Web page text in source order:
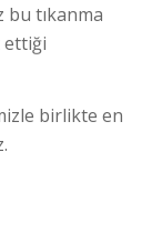
bu tıkanma
ettiği
birlikte en